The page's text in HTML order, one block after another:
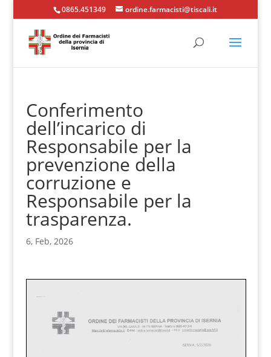
0865.451349 ordine.farmacisti@tiscali.it
Conferimento
dell’incarico di
Responsabile per la
prevenzione della
corruzione e
Responsabile per la
trasparenza.
6, Feb, 2026